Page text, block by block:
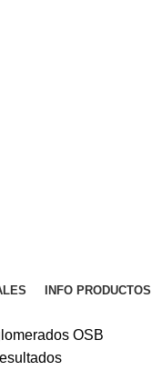
INFO PRODUCTOS
OSB